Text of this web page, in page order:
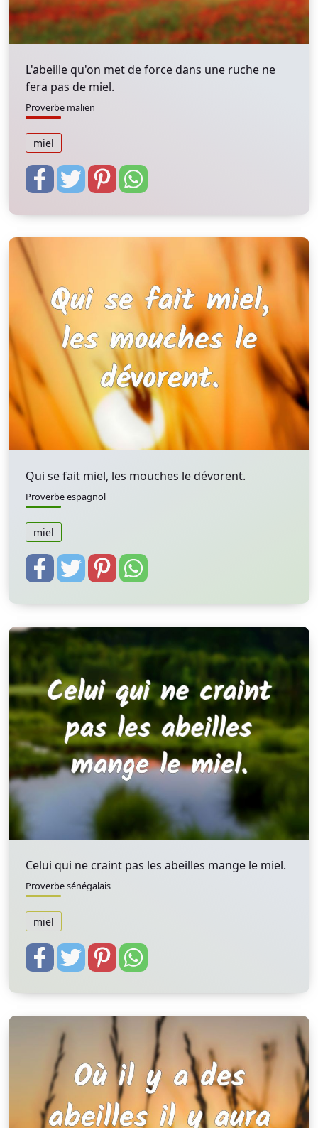
L'abeille qu'on met de force dans une ruche ne
fera pas de miel.
Proverbe malien
miel
Qui se fait miel, les mouches le dévorent.
Proverbe espagnol
miel
Celui qui ne craint pas les abeilles mange le miel.
Proverbe sénégalais
miel